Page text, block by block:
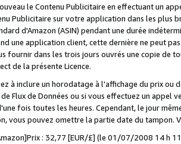
le Contenu Publicitaire en effectuant un
Publicitaire sur votre application dans les plus
d'Amazon (ASIN) pendant une durée
une application client, cette dernière ne peut
fournir dans les trois jours ouvrés une copie de
de la présente Licence.
à inclure un horodatage à l'affichage du prix
Flux de Données ou si vous effectuez un appel
fois toutes les heures. Cependant, le jour
vous pouvez omettre la partie date du tampon.
: 32,77 [EUR/£] (le 01/07/2008 14 h